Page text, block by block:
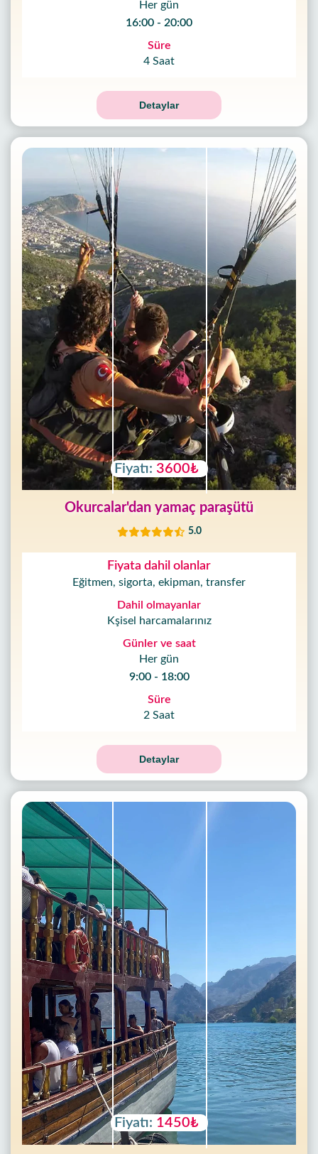
Her gün
16:00 - 20:00
Süre
4 Saat
Detaylar
Fiyatı: 3600₺
Okurcalar'dan yamaç paraşütü
5.0
Fiyata dahil olanlar
Eğitmen, sigorta, ekipman, transfer
Dahil olmayanlar
Kşisel harcamalarınız
Günler ve saat
Her gün
9:00 - 18:00
Süre
2 Saat
Detaylar
Fiyatı: 1450₺